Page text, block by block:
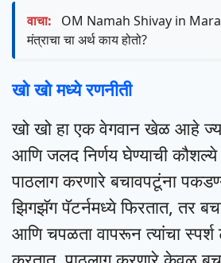
वाचा:
OM Namah Shivay in
मंत्राचा चा अर्थ काय होतो?
खो खो मध्ये रणनीती
खो खो हा एक वेगवान खेळ आहे
आणि जलद निर्णय घेण्याची
पाठलाग करणारे बचावपटूंना
झिगझॅग पॅटर्नमध्ये फिरतात, तर
आणि चपळता वापरून त्यांचा स्पर्श